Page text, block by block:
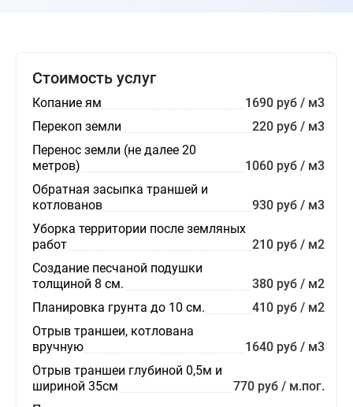
Стоимость услуг
Копание ям
1690 руб / м3
Перекоп земли
220 руб / м3
Перенос земли (не далее 20
метров)
1060 руб / м3
Обратная засыпка траншей и
котлованов
930 руб / м3
Уборка территории после земляных
работ
210 руб / м2
Создание песчаной подушки
толщиной 8 см.
380 руб / м2
Планировка грунта до 10 см.
410 руб / м2
Отрыв траншеи, котлована
вручную
1640 руб / м3
Отрыв траншеи глубиной 0,5м и
шириной 35см
770 руб / м.пог.